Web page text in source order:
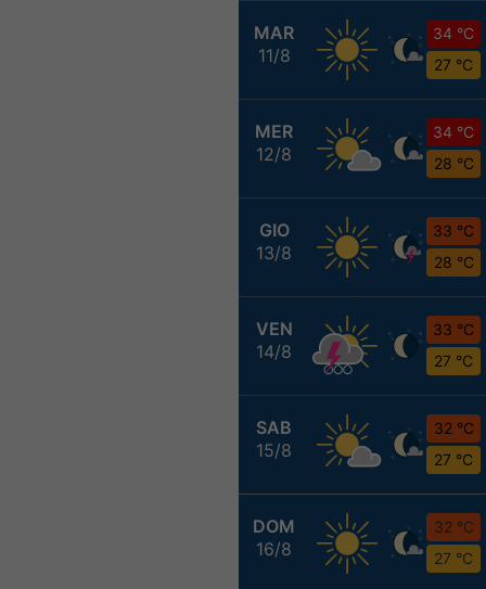
MAR
11/8
34 °C
27 °C
MER
12/8
34 °C
28 °C
GIO
13/8
33 °C
28 °C
VEN
14/8
33 °C
27 °C
SAB
15/8
32 °C
27 °C
DOM
16/8
32 °C
27 °C